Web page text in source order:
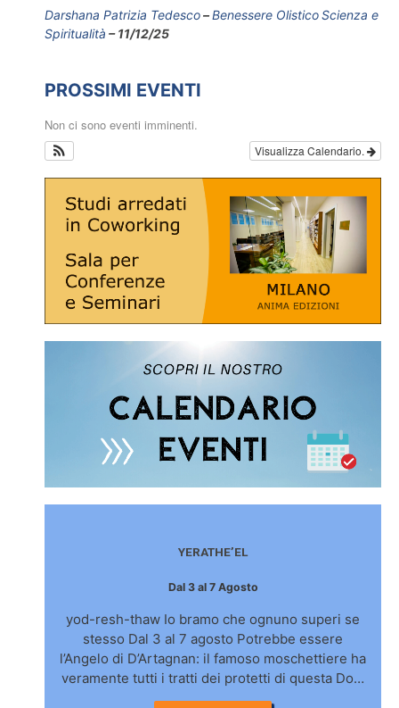
Darshana Patrizia Tedesco Benessere OlisticoScienza e
Spiritualità
11/12/25
PROSSIMI EVENTI
Non ci sono eventi imminenti.
Visualizza Calendario.
YERATHE’EL
Dal 3 al 7 Agosto
yod-resh-thaw Io bramo che ognuno superi se
stesso Dal 3 al 7 agosto Potrebbe essere
l’Angelo di D’Artagnan: il famoso moschettiere ha
veramente tutti i tratti dei protetti di questa Do…